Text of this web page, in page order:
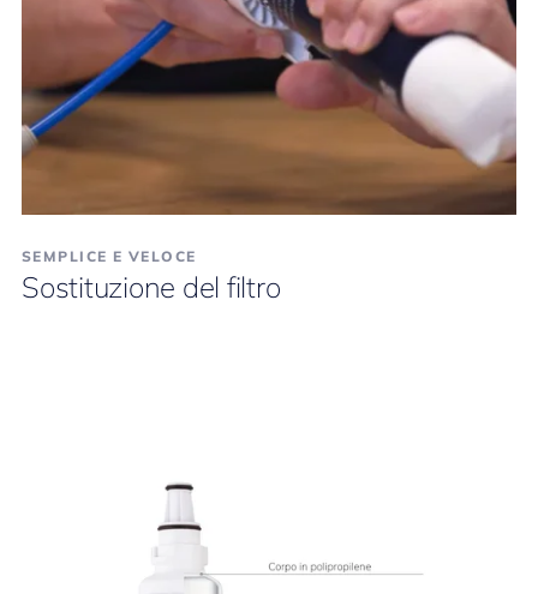
SEMPLICE E VELOCE
Sostituzione del filtro